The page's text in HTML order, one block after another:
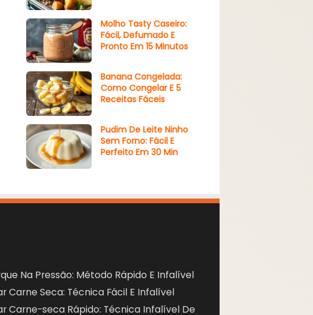
Molho Tasty Caseiro:
Fácil, Defumado E
Pronto Em 15 Minutos
Banana Congelada:
Como Congelar E 5
Receitas Fáceis
Pudim De Leite Ninho
Sem Forno: Fácil E
Perfeito Em 30 Min
Na Pressão: Método Rápido E Infalível
Carne Seca: Técnica Fácil E Infalível
Carne-seca Rápido: Técnica Infalível De